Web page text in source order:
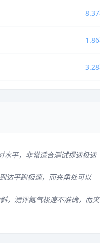
水平，非常适合测试提速极速
达平跑极速，而夹角处可以
，测评氮气极速不准确，而夹